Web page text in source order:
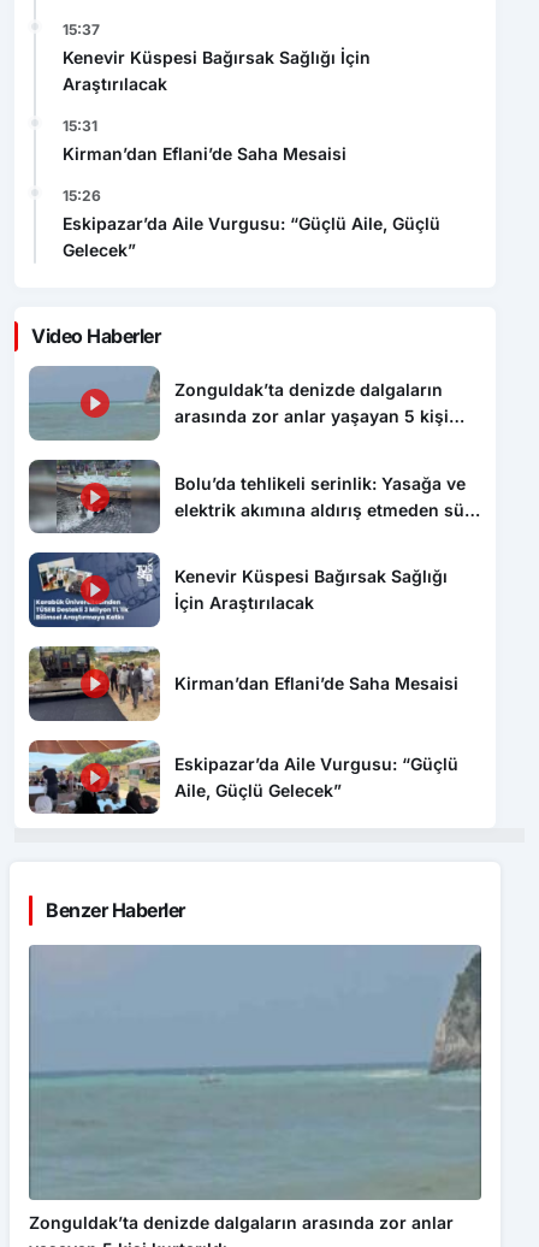
15:37
Kenevir Küspesi Bağırsak Sağlığı İçin
Araştırılacak
15:31
Kirman’dan Eflani’de Saha Mesaisi
15:26
Eskipazar’da Aile Vurgusu: “Güçlü Aile, Güçlü
Gelecek”
Video Haberler
Zonguldak’ta denizde dalgaların
arasında zor anlar yaşayan 5 kişi
Bolu’da tehlikeli serinlik: Yasağa ve
elektrik akımına aldırış etmeden süs
Kenevir Küspesi Bağırsak Sağlığı
İçin Araştırılacak
Kirman’dan Eflani’de Saha Mesaisi
Eskipazar’da Aile Vurgusu: “Güçlü
Aile, Güçlü Gelecek”
Benzer Haberler
Zonguldak’ta denizde dalgaların arasında zor anlar